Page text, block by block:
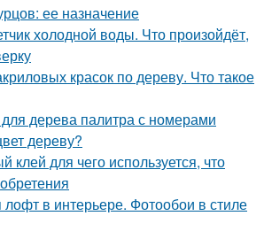
ее назначение
холодной воды. Что произойдёт,
красок по дереву. Что такое
дерева палитра с номерами
дереву?
клей для чего используется, что
в интерьере. Фотообои в стиле